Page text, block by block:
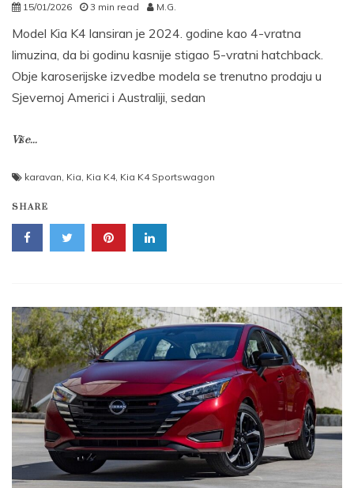
15/01/2026 3 min read M.G.
Model Kia K4 lansiran je 2024. godine kao 4-vratna
limuzina, da bi godinu kasnije stigao 5-vratni hatchback.
Obje karoserijske izvedbe modela se trenutno prodaju u
Sjevernoj Americi i Australiji, sedan
Više...
karavan, Kia, Kia K4, Kia K4 Sportswagon
SHARE